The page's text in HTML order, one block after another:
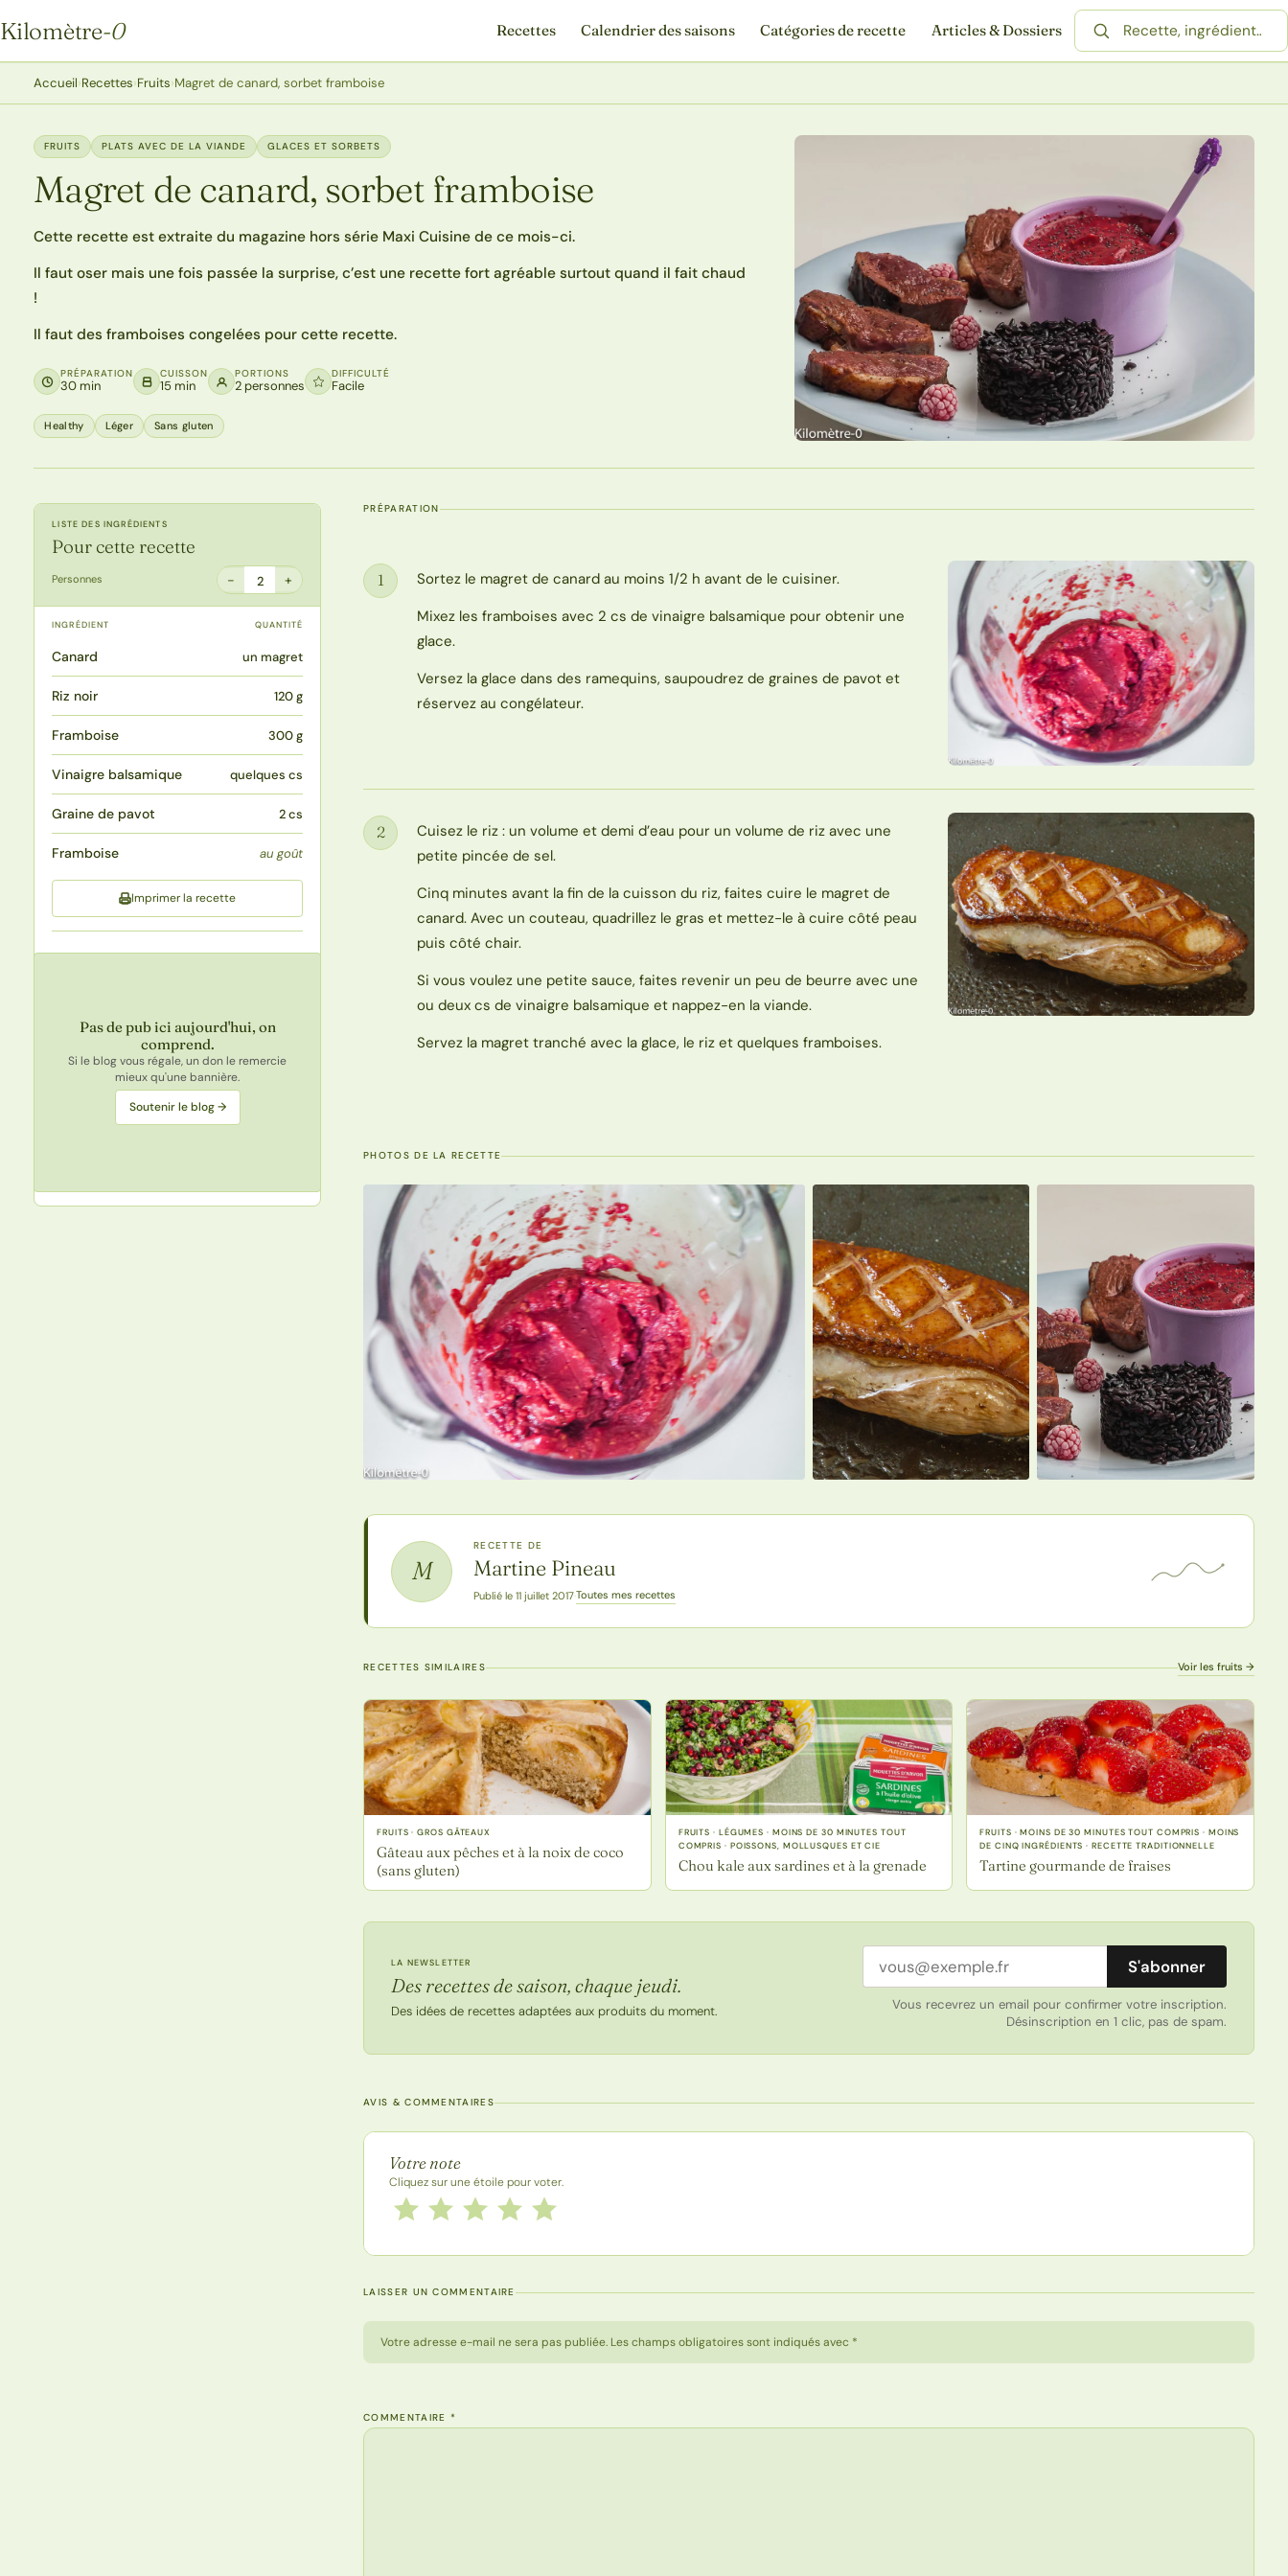
Kilomètre-0
Kilomètre-0
Recettes Calendrier des saisons Catégories de recette Articles & Dossiers
Rechercher une recette
Accueil›Recettes›Fruits›Magret de canard, sorbet framboise
FRUITS PLATS AVEC DE LA VIANDE GLACES ET SORBETS
Magret de canard, sorbet framboise
Cette recette est extraite du magazine hors série Maxi Cuisine de ce mois-ci.
Il faut oser mais une fois passée la surprise, c’est une recette fort agréable surtout quand il fait chaud
!
Il faut des framboises congelées pour cette recette.
PRÉPARATION
30 min
CUISSON
15 min
PORTIONS
2 personnes
DIFFICULTÉ
Facile
Healthy Léger Sans gluten
LISTE DES INGRÉDIENTS
Pour cette recette
Personnes − 2 +
INGRÉDIENT QUANTITÉ
Canard un magret
Riz noir 120 g
Framboise 300 g
Vinaigre balsamique quelques cs
Graine de pavot 2 cs
Framboise au goût
Imprimer la recette
Pas de pub ici aujourd'hui, on
comprend.
Si le blog vous régale, un don le remercie
mieux qu'une bannière.
Soutenir le blog →
PRÉPARATION
Étape
1
Sortez le magret de canard au moins 1/2 h avant de le cuisiner.
Mixez les framboises avec 2 cs de vinaigre balsamique pour obtenir une
glace.
Versez la glace dans des ramequins, saupoudrez de graines de pavot et
réservez au congélateur.
Étape
2
Cuisez le riz : un volume et demi d’eau pour un volume de riz avec une
petite pincée de sel.
Cinq minutes avant la fin de la cuisson du riz, faites cuire le magret de
canard. Avec un couteau, quadrillez le gras et mettez-le à cuire côté peau
puis côté chair.
Si vous voulez une petite sauce, faites revenir un peu de beurre avec une
ou deux cs de vinaigre balsamique et nappez-en la viande.
Servez la magret tranché avec la glace, le riz et quelques framboises.
PHOTOS DE LA RECETTE
M
RECETTE DE
Martine Pineau
Publié le 11 juillet 2017·Toutes mes recettes
RECETTES SIMILAIRES Voir les fruits →
FRUITS · GROS GÂTEAUX
Gâteau aux pêches et à la noix de coco
(sans gluten)
FRUITS · LÉGUMES · MOINS DE 30 MINUTES TOUT
COMPRIS · POISSONS, MOLLUSQUES ET CIE
Chou kale aux sardines et à la grenade
FRUITS · MOINS DE 30 MINUTES TOUT COMPRIS · MOINS
DE CINQ INGRÉDIENTS · RECETTE TRADITIONNELLE
Tartine gourmande de fraises
LA NEWSLETTER
Des recettes de saison, chaque jeudi.
Des idées de recettes adaptées aux produits du moment.
Adresse email S'abonner
Vous recevrez un email pour confirmer votre inscription.
Désinscription en 1 clic, pas de spam.
AVIS & COMMENTAIRES
Note de la recette
Votre note
Cliquez sur une étoile pour voter.
Notez cette recette de 1 à 5 étoiles
5 étoiles
4 étoiles
3 étoiles
2 étoiles
1 étoile
LAISSER UN COMMENTAIRE
Votre adresse e-mail ne sera pas publiée. Les champs obligatoires sont indiqués avec *
COMMENTAIRE *